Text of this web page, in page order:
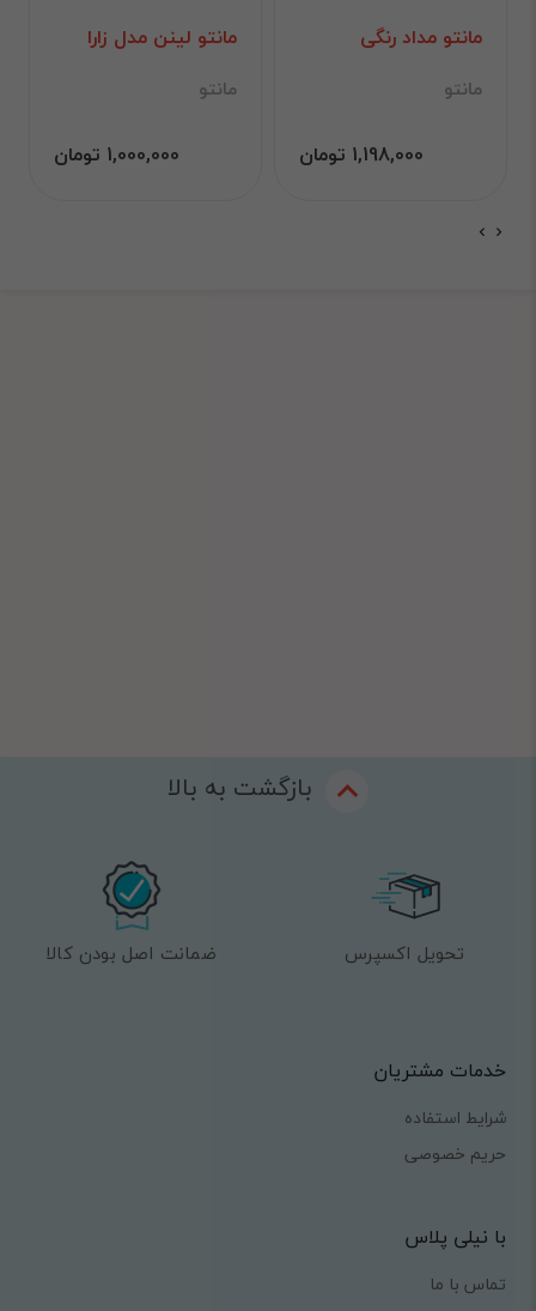
مانتو مداد رنگی
مانتو
1,198,000 تومان
مانتو لینن مدل زارا
مانتو
1,000,000 تومان
بازگشت به بالا
تحویل اکسپرس ضمانت اصل بودن کالا
خدمات مشتریان
شرایط استفاده
حریم خصوصی
با نیلی پلاس
تماس با ما